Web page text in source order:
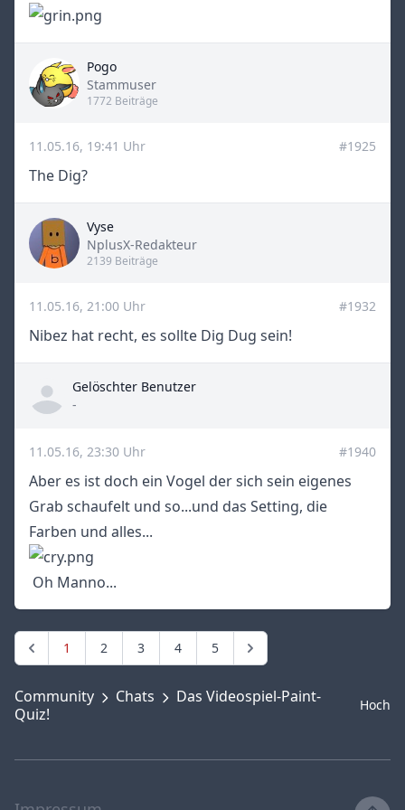
Pogo
Title
Stammuser
1772 Beiträge
11.05.16, 19:41 Uhr #1925
The Dig?
Vyse
Title
NplusX-Redakteur
2139 Beiträge
11.05.16, 21:00 Uhr #1932
Nibez hat recht, es sollte Dig Dug sein!
Gelöschter Benutzer
Title
-
11.05.16, 23:30 Uhr #1940
Aber es ist doch ein Vogel der sich sein eigenes
Grab schaufelt und so...und das Setting, die
Farben und alles...
Oh Manno...
1 2 3 4 5
Community Chats
Das Videospiel-Paint-
Quiz!
Hoch